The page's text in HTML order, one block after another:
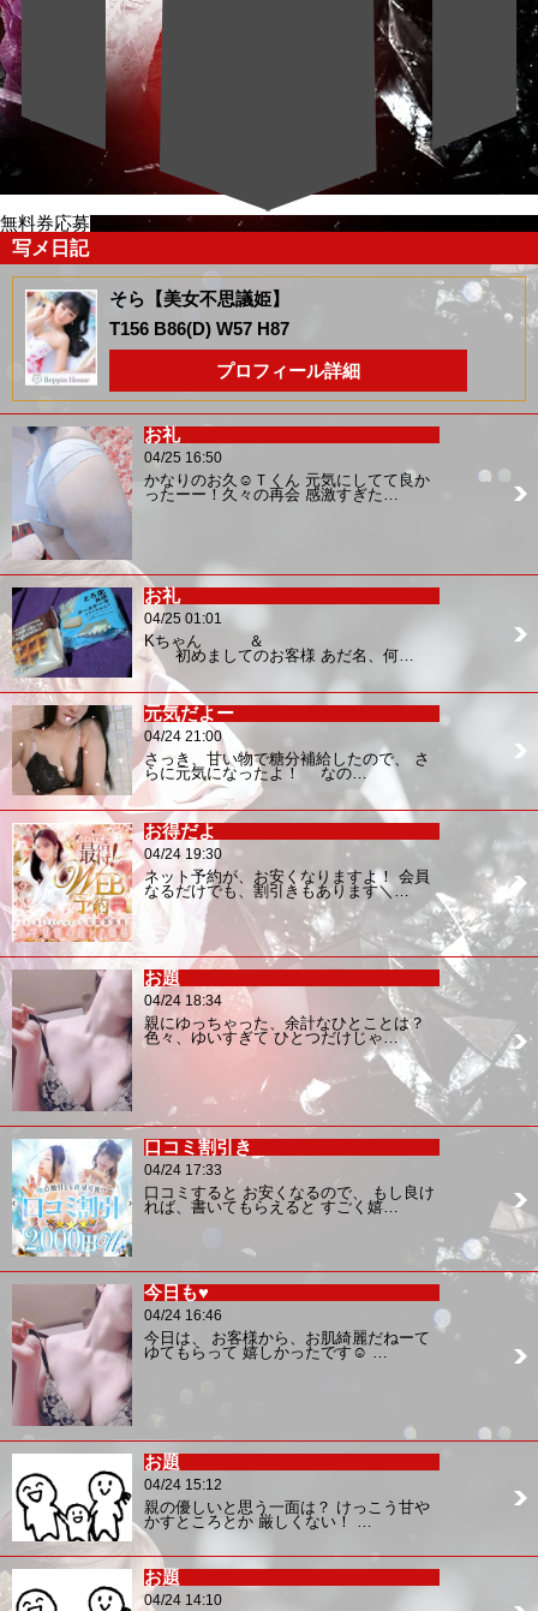
無料券応募
写メ日記
そら【美女不思議姫】
T156 B86(D) W57 H87
プロフィール詳細
お礼
04/25 16:50
かなりのお久☺️Ｔくん 元気にしてて良か
ったーー！久々の再会 感激すぎた…
お礼
04/25 01:01
Kちゃん ＆
初めましてのお客様 あだ名、何…
元気だよー
04/24 21:00
さっき、甘い物で糖分補給したので、 さ
らに元気になったよ！ なの…
お得だよ
04/24 19:30
ネット予約が、お安くなりますよ！ 会員
なるだけでも、割引きもあります＼…
お題
04/24 18:34
親にゆっちゃった、余計なひとことは？
色々、ゆいすぎて ひとつだけじゃ…
口コミ割引き
04/24 17:33
口コミすると お安くなるので、 もし良け
れば、書いてもらえると すごく嬉…
今日も♥
04/24 16:46
今日は、 お客様から、お肌綺麗だねーて
ゆてもらって 嬉しかったです☺️ …
お題
04/24 15:12
親の優しいと思う一面は？ けっこう甘や
かすところとか 厳しくない！ …
お題
04/24 14:10